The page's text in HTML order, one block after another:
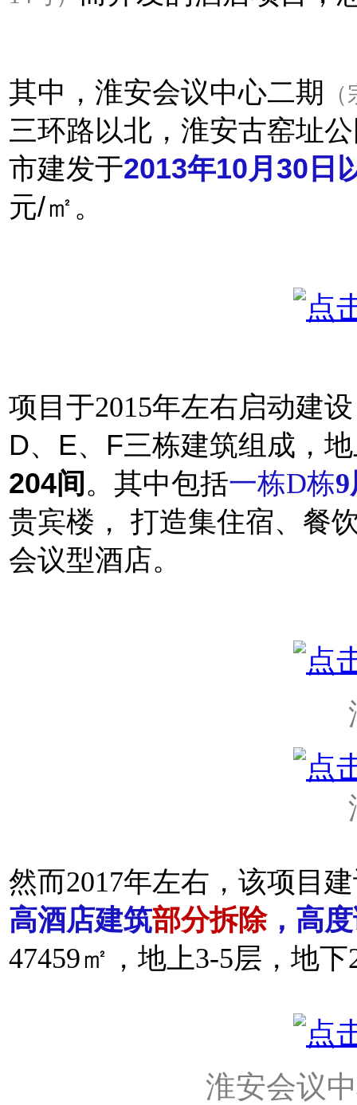
其中， 淮安会议中心二期
三环路以北，淮安古窑址
市建发于2013年10月30日
元/㎡。
项目于2015年左右启动建
D、E、F三栋建筑组成，
204间 。其中包括一栋D栋
贵宾楼， 打造集住宿、餐
会议型酒店。
然而2017年左右，该项目
高酒店建筑部分拆除，高
47459㎡，地上3-5层，地下
淮安会议